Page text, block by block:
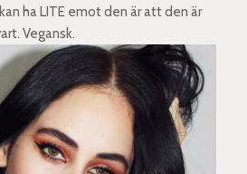
ha LITE emot den är att den är
Vegansk.